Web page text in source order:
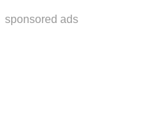
sponsored ads